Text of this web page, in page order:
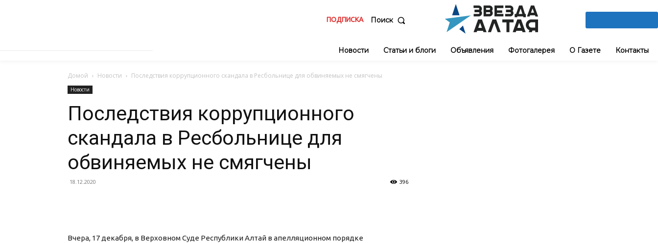
ПОДПИСКА Поиск
Новости Статьи и блоги Объявления Фотогалерея О Газете Контакты
Домой Новости Последствия коррупционного скандала в Ресбольнице для обвиняемых не смягчены
Новости
Последствия коррупционного
скандала в Ресбольнице для
обвиняемых не смягчены
18.12.2020 396
Вчера, 17 декабря, в Верховном Суде Республики Алтай в апелляционном порядке